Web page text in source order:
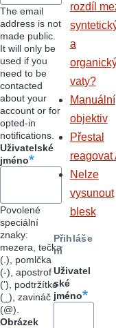
The email
address is not
made public.
It will only be
used if you
need to be
contacted
about your
account or for
opted-in
notifications.
Uživatelské
jméno
Povolené
speciální
znaky:
mezera, tečka
(.), pomlčka
(-), apostrof
('), podtržítko
(_), zavináč
(@).
Obrázek
rozdíl
a
vaty?
Manuální
objektiv
Přestal
reagovat
Nelze
vysunout
blesk
Přihláše
ní
Uživatel
ské
jméno